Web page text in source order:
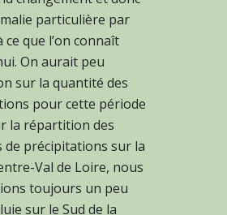
particulière par
que l’on connaît
On aurait peu
sur la quantité des
pour cette période
la répartition des
de précipitations sur la
Val de Loire, nous
toujours un peu
sur le Sud de la